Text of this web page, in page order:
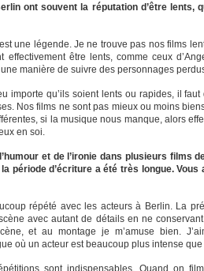
ont souvent la réputation d’être lents,
une légende. Je ne trouve pas nos films
effectivement être lents, comme ceux
manière de suivre des personnages
importe qu’ils soient lents ou rapides, il
Nos films ne sont pas mieux ou moins
si la musique nous manque, alors
en soi.
et de l’ironie dans plusieurs films
période d’écriture a été très longue.
répété avec les acteurs à Berlin. La
avec autant de détails en ne
et au montage je m’amuse bien.
où un acteur est beaucoup plus intense
sont indispensables. Quand on